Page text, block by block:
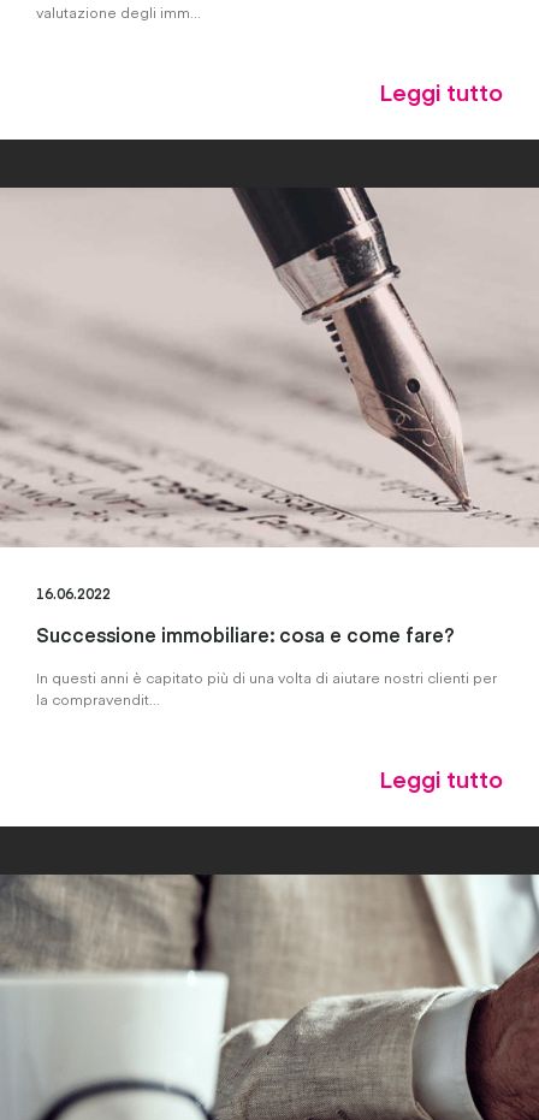
valutazione degli imm...
Leggi tutto
16.06.2022
Successione immobiliare: cosa e come fare?
In questi anni è capitato più di una volta di aiutare nostri clienti per
la compravendit...
Leggi tutto